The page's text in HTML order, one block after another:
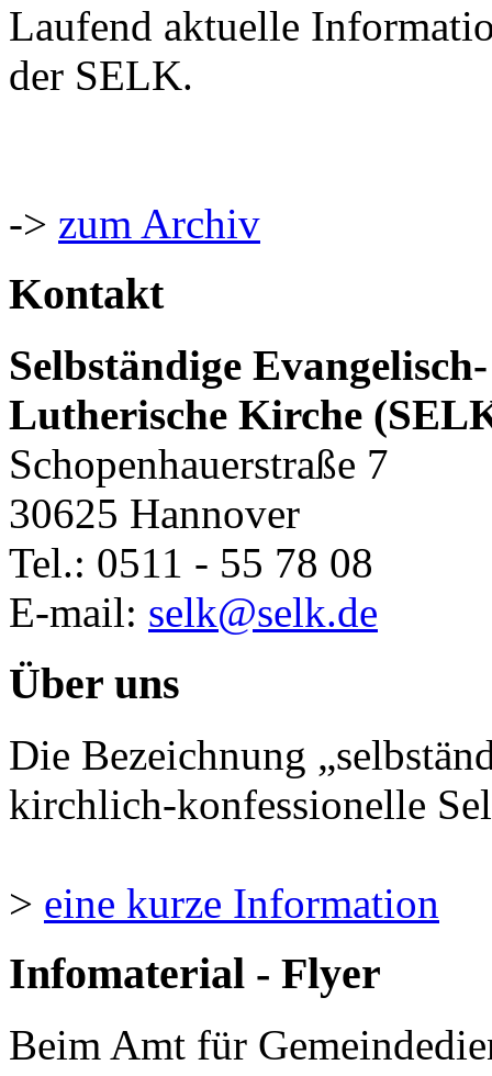
Laufend aktuelle
der SELK.
-> zum Archiv
Kontakt
Selbständige Evangelisch-
Lutherische Kirche
Schopenhauerstraße 7
30625 Hannover
Tel.: 0511 - 55 78 08
E-mail: selk@selk.de
Über uns
Die Bezeichnung
kirchlich-konfessionelle
> eine kurze Information
Infomaterial - Flyer
Beim Amt für